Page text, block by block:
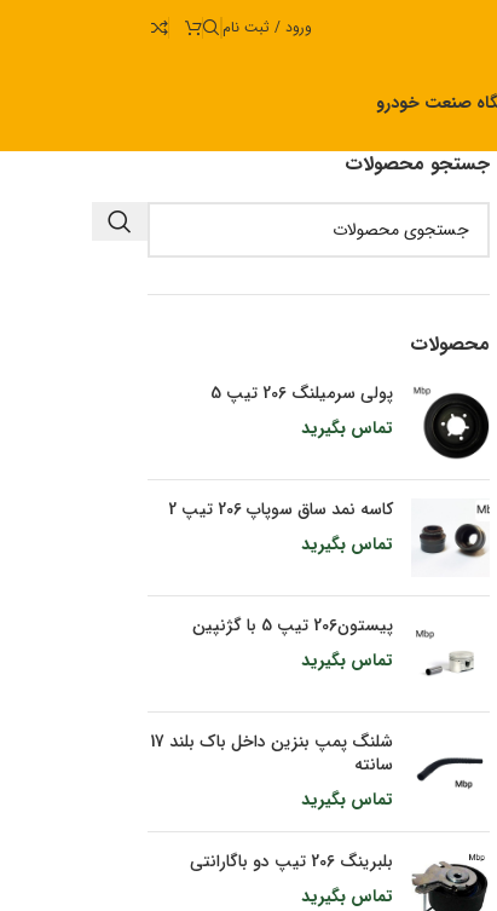
ورود / ثبت نام
صنعت خودرو
جستجو محصولات
محصولات
پولی سرمیلنگ 206 تیپ 5
تماس بگیرید
کاسه نمد ساق سوپاپ 206 تیپ 2
تماس بگیرید
پیستون206 تیپ 5 با گژنپین
تماس بگیرید
شلنگ پمپ بنزین داخل باک بلند 17
سانته
تماس بگیرید
بلبرینگ 206 تیپ دو باگارانتی
تماس بگیرید